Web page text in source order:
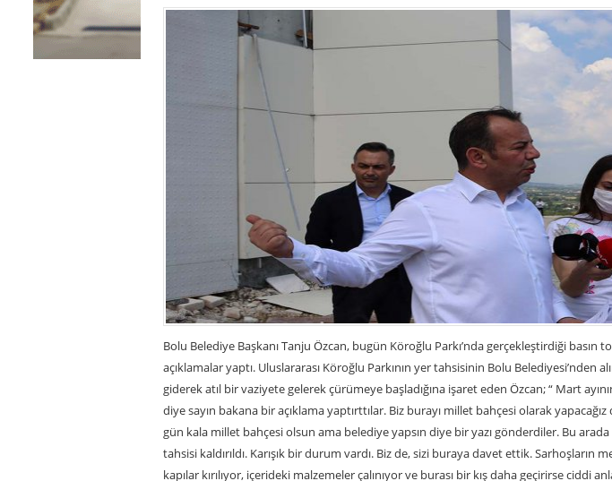
Bolu Belediye Başkanı Tanju Özcan, bugün Köroğlu Parkı’nda gerçekleştirdiği basın
açıklamalar yaptı. Uluslararası Köroğlu Parkının yer tahsisinin Bolu Belediyesi’nden
giderek atıl bir vaziyete gelerek çürümeye başladığına işaret eden Özcan; “ Mart
diye sayın bakana bir açıklama yaptırttılar. Biz burayı millet bahçesi olarak
gün kala millet bahçesi olsun ama belediye yapsın diye bir yazı gönderdiler. Bu
tahsisi kaldırıldı. Karışık bir durum vardı. Biz de, sizi buraya davet ettik. Sarhoşların
kapılar kırılıyor, içerideki malzemeler çalınıyor ve burası bir kış daha geçirirse ciddi